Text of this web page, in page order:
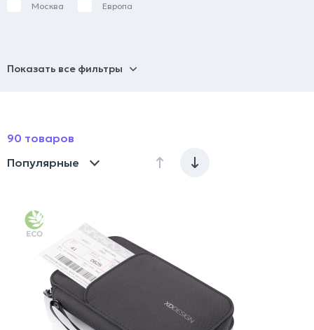
Москва Европа
Показать все фильтры
90 товаров
Популярные